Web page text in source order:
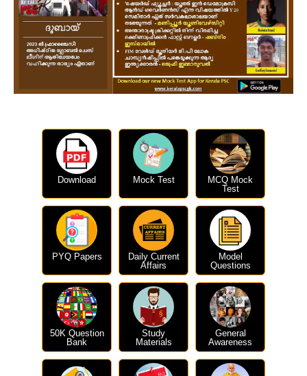
Download Mock Test
MCQ Mock
Test
PYQ Papers
Daily Current
Affairs
Model
Questions
50K Question
Bank
Study
Materials
General
Awareness